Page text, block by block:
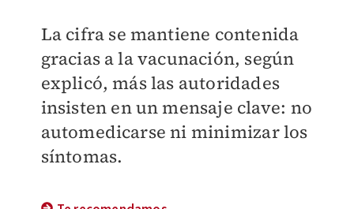
La cifra se mantiene contenida
gracias a la vacunación, según
explicó, más las autoridades
insisten en un mensaje clave: no
automedicarse ni minimizar los
síntomas.